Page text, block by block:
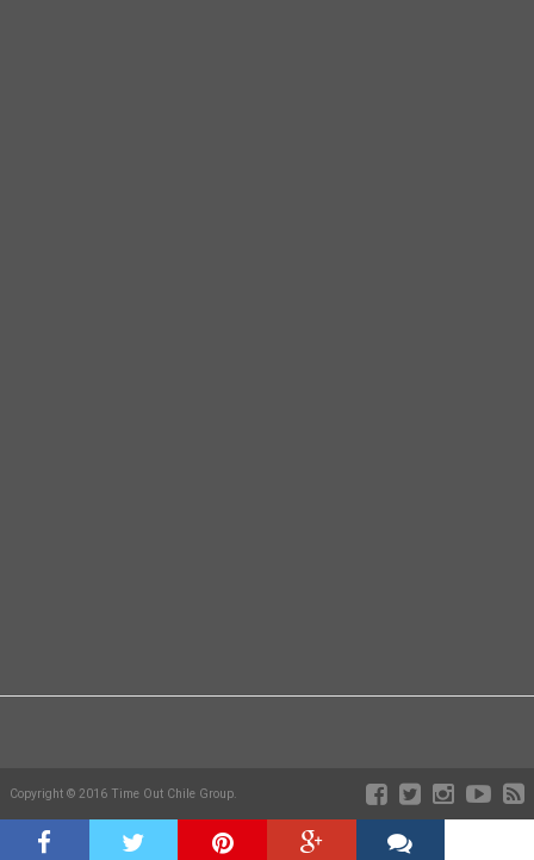
Copyright © 2016 Time Out Chile Group.